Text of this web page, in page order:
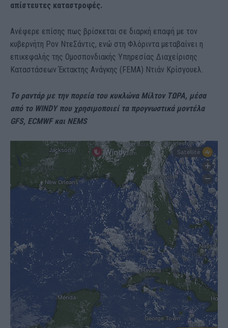
απίστευτες καταστροφές.
Ανέφερε επίσης πως βρίσκεται σε διαρκή επαφή με τον
κυβερνήτη Ρον ΝτεΣάντις, ενώ στη Φλόριντα μεταβαίνει η
επικεφαλής της Ομοσπονδιακής Υπηρεσίας Διαχείρισης
Καταστάσεων Έκτακτης Ανάγκης (FEMA) Ντιάν Κρίσγουελ.
Tο ραντάρ με την πορεία του κυκλώνα Μίλτον ΤΩΡΑ, μέσα
από το WINDY που χρησιμοποιεί τα προγνωστικά μοντέλα
GFS, ECMWF και NEMS